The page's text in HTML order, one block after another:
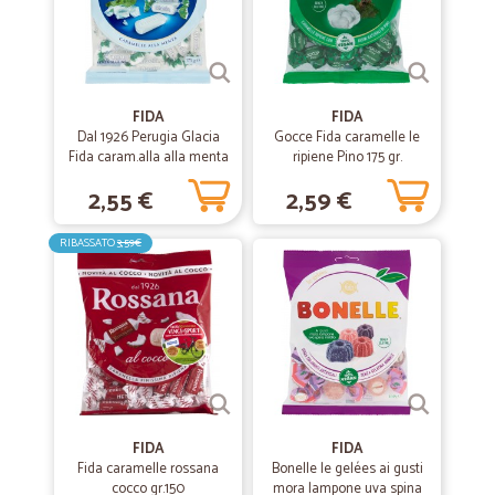
sono stato favorevolmente colpito dalla sua grande professionalità.
Prodotti ottimi e sempre puntualissimi nelle consegne. Non si
potrebbe chiedere di più.
01/11/2021
—Cinzia M.
non la conoscevo
non la conoscevo, ed è stata utile, prodotti consegnati nel giorno
stabilito. imballaggio accurato, ritornero' sicuramente a comprare da
loro.
—Maria P.
La merce è sempre di ottima qualità ed…
La merce è sempre di ottima qualità ed il servizio rapido ed
ineccepibile
29/06/2021
—Matteo B.
FIDA
Dal 1926 Perugia Glacia
Fida caram.alla alla menta
2,55 €
FIDA
Gocce Fida caramelle le
ripiene Pino 175 gr.
2,59 €
RIBASSATO3,59€
FIDA
Fida caramelle rossana
cocco gr.150
FIDA
Bonelle le gelées ai gusti
mora lampone uva spina